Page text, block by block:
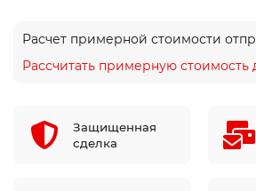
Расчет примерной стоимости
Рассчитать примерную стоимость
Защищенная
сделка